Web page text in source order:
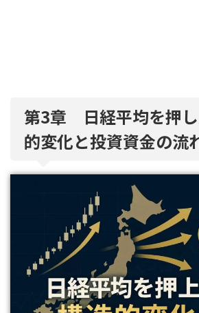
第3章 日経平均を押
的変化と投資資金の流